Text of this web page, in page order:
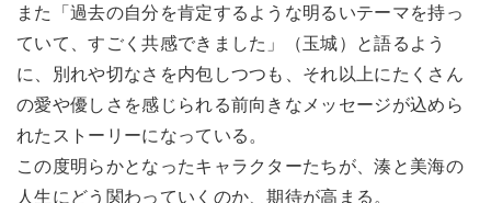
また「過去の自分を肯定するような明るいテーマを持っ
ていて、すごく共感できました」（玉城）と語るよう
に、別れや切なさを内包しつつも、それ以上にたくさん
の愛や優しさを感じられる前向きなメッセージが込めら
れたストーリーになっている。
この度明らかとなったキャラクターたちが、湊と美海の
人生にどう関わっていくのか、期待が高まる。